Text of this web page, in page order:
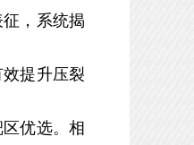
，系统揭
提升压裂
优选。相